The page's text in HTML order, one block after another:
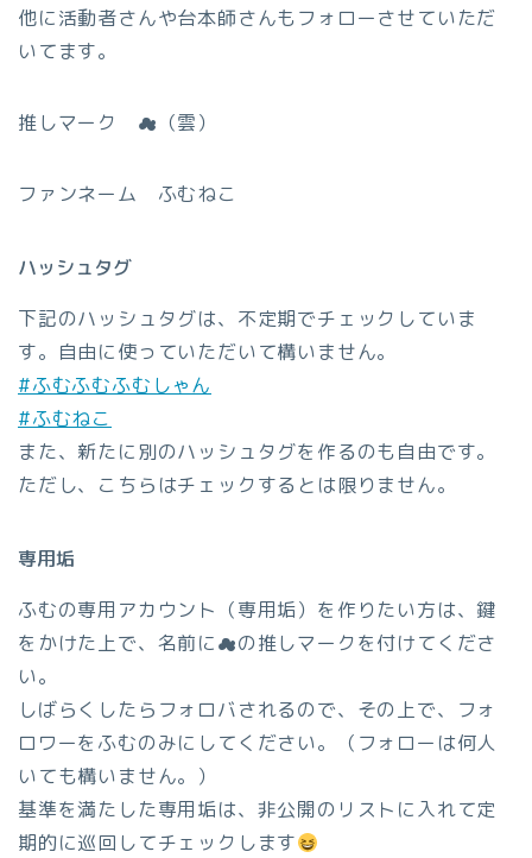
他に活動者さんや台本師さんもフォローさせていただ
いてます。
推しマーク ☁（雲）
ファンネーム ふむねこ
ハッシュタグ
下記のハッシュタグは、不定期でチェックしていま
す。自由に使っていただいて構いません。
#ふむふむふむしゃん
#ふむねこ
また、新たに別のハッシュタグを作るのも自由です。
ただし、こちらはチェックするとは限りません。
専用垢
ふむの専用アカウント（専用垢）を作りたい方は、鍵
をかけた上で、名前に☁の推しマークを付けてくださ
い。
しばらくしたらフォロバされるので、その上で、フォ
ロワーをふむのみにしてください。（フォローは何人
いても構いません。）
基準を満たした専用垢は、非公開のリストに入れて定
期的に巡回してチェックします